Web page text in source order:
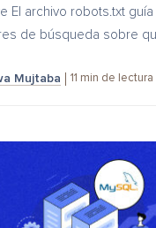
El archivo robots.txt
de búsqueda sobre
Mujtaba 11 min de lectura